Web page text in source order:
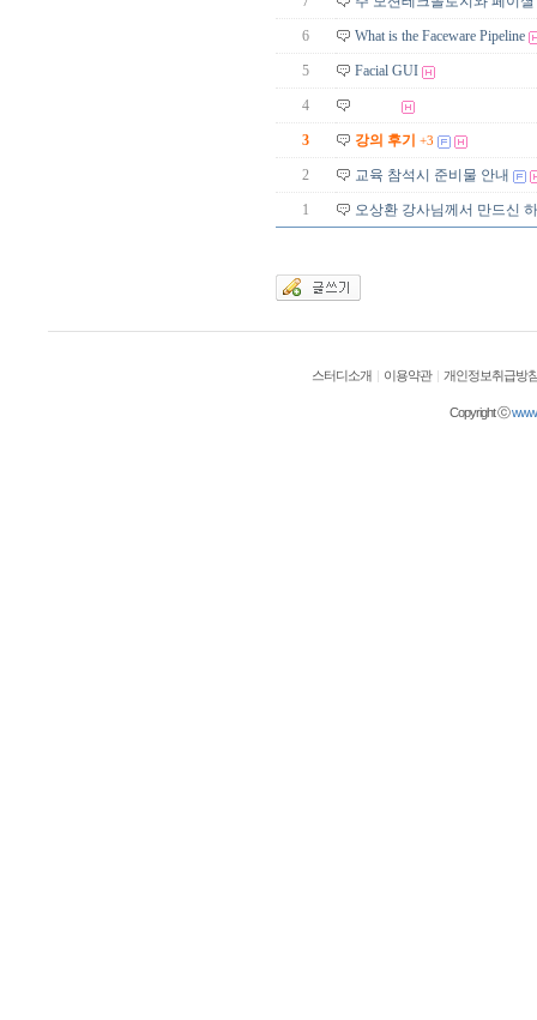
6 What is the Faceware Pipeline
5 Facial GUI
4
3 강의 후기 +3
2 교육 참석시 준비물 안내
1 오상환 강사님께서 만드신
스터디소개 | 이용약관 | 개인정보취급방
Copyright ⓒ